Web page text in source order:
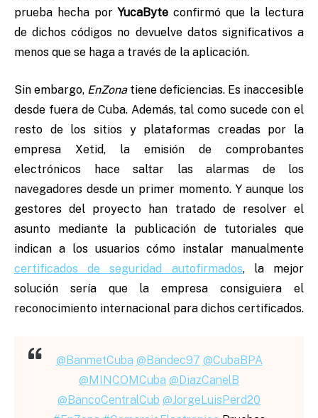
prueba hecha porYucaByte confirmó que la lectura
de dichos códigos no devuelve datos significativos a
menos que se haga a través de la aplicación.
Sin embargo, EnZona tiene deficiencias. Es inaccesible
desde fuera de Cuba. Además, tal como sucede con el
resto de los sitios y plataformas creadas por la
empresa Xetid, la emisión de comprobantes
electrónicos hace saltar las alarmas de los
navegadores desde un primer momento. Y aunque los
gestores del proyecto han tratado de resolver el
asunto mediante la publicación de tutoriales que
indican a los usuarios cómo instalar manualmente
certificados de seguridad autofirmados, la mejor
solución sería que la empresa consiguiera el
reconocimiento internacional para dichos certificados.
@BanmetCuba @Bandec97 @CubaBPA
@MINCOMCuba @DiazCanelB
@BancoCentralCub @JorgeLuisPerd20